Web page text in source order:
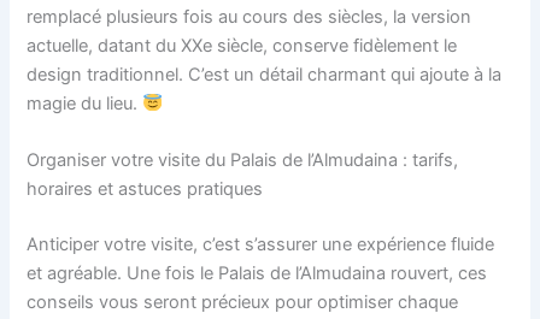
remplacé plusieurs fois au cours des siècles, la version
actuelle, datant du XXe siècle, conserve fidèlement le
design traditionnel. C’est un détail charmant qui ajoute à la
magie du lieu.
Organiser votre visite du Palais de l’Almudaina : tarifs,
horaires et astuces pratiques
Anticiper votre visite, c’est s’assurer une expérience fluide
et agréable. Une fois le Palais de l’Almudaina rouvert, ces
conseils vous seront précieux pour optimiser chaque